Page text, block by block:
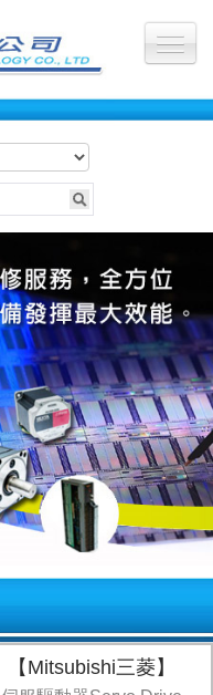
維修照片
維修影片
聯絡我們
【Mitsubishi三菱】